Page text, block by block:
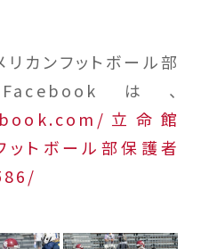
カンフットボール部
は、
立命館
ットボール部保護者